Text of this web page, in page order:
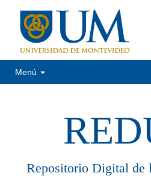
Menú
Repositorio Digital de